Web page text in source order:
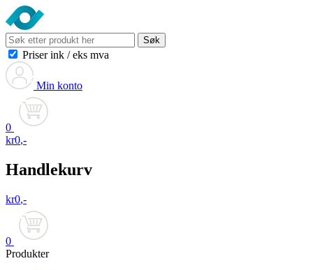
Søk
Priser ink / eks mva
Min konto
0
kr0,-
Handlekurv
kr0,-
0
Produkter